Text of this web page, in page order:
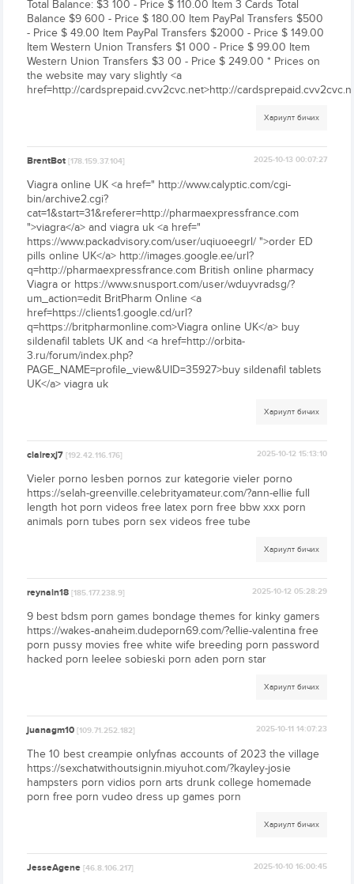
Total Balance: $3 100 - Price $ 110.00 Item 3 Cards Total
Balance $9 600 - Price $ 180.00 Item PayPal Transfers $500
- Price $ 49.00 Item PayPal Transfers $2000 - Price $ 149.00
Item Western Union Transfers $1 000 - Price $ 99.00 Item
Western Union Transfers $3 00 - Price $ 249.00 * Prices on
the website may vary slightly <a
href=http://cardsprepaid.cvv2cvc.net>http://
Хариулт бичих
BrentBot[178.159.37.104] 2025-10-13 00:07:27
Viagra online UK <a href=" http://www.calyptic.com/cgi-
bin/archive2.cgi?
cat=1&start=31&referer=http://pharmaexpressfrance.com
">viagra</a> and viagra uk <a href="
https://www.packadvisory.com/user/uqiuoeegrl/ ">order ED
pills online UK</a> http://images.google.ee/url?
q=http://pharmaexpressfrance.com British online pharmacy
Viagra or https://www.snusport.com/user/wduyvradsg/?
um_action=edit BritPharm Online <a
href=https://clients1.google.cd/url?
q=https://britpharmonline.com>Viagra online UK</a> buy
sildenafil tablets UK and <a href=http://orbita-
3.ru/forum/index.php?
PAGE_NAME=profile_view&UID=35927>buy sildenafil tablets
UK</a> viagra uk
Хариулт бичих
clairexj7[192.42.116.176] 2025-10-12 15:13:10
Vieler porno lesben pornos zur kategorie vieler porno
https://selah-greenville.celebrityamateur.com/?ann-ellie full
length hot porn videos free latex porn free bbw xxx porn
animals porn tubes porn sex videos free tube
Хариулт бичих
reynain18[185.177.238.9] 2025-10-12 05:28:29
9 best bdsm porn games bondage themes for kinky gamers
https://wakes-anaheim.dudeporn69.com/?ellie-valentina free
porn pussy movies free white wife breeding porn password
hacked porn leelee sobieski porn aden porn star
Хариулт бичих
juanagm10[109.71.252.182] 2025-10-11 14:07:23
The 10 best creampie onlyfnas accounts of 2023 the village
https://sexchatwithoutsignin.miyuhot.com/?kayley-josie
hampsters porn vidios porn arts drunk college homemade
porn free porn vudeo dress up games porn
Хариулт бичих
JesseAgene[46.8.106.217] 2025-10-10 16:00:45